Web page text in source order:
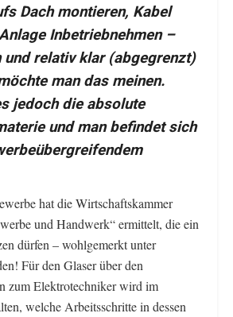
Dach montieren, Kabel
Inbetriebnehmen –
relativ klar (abgegrenzt)
man das meinen.
jedoch die absolute
und man befindet sich
hat die Wirtschaftskammer
und Handwerk“ ermittelt, die ein
dürfen – wohlgemerkt unter
Für den Glaser über den
zum Elektrotechniker wird im
welche Arbeitsschritte in dessen